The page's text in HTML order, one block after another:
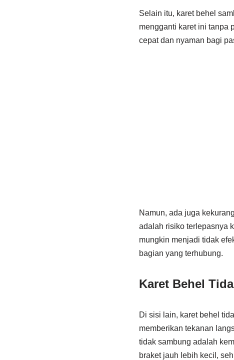
Selain itu, karet behel
mengganti karet ini tanpa
cepat dan nyaman bagi
Namun, ada juga
adalah risiko terlepasnya
mungkin menjadi tidak
bagian yang terhubung.
Karet Behel
Di sisi lain, karet behel
memberikan tekanan
tidak sambung adalah
braket jauh lebih kecil,